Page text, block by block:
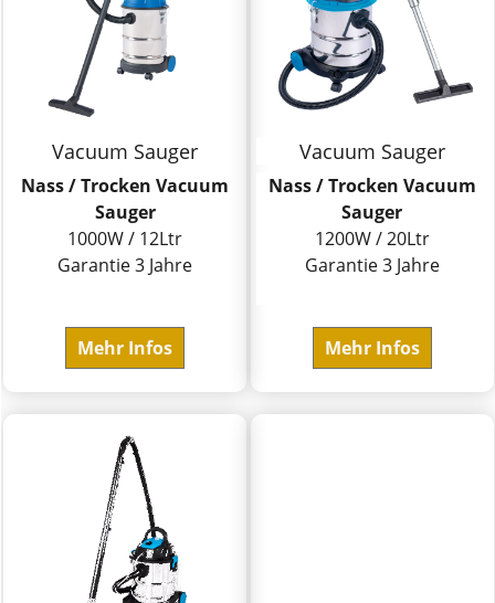
Vacuum Sauger
Nass / Trocken Vacuum
Sauger
1000W / 12Ltr
Garantie 3 Jahre
Mehr Infos
Vacuum Sauger
Nass / Trocken Vacuum
Sauger
1200W / 20Ltr
Garantie 3 Jahre
Mehr Infos